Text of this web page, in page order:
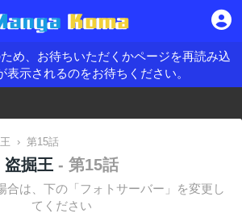
め、お待ちいただくかページを再読み込
表示されるのをお待ちください。
› 第15話
盗掘王 - 第15話
合は、下の「フォトサーバー」を変更し
てください